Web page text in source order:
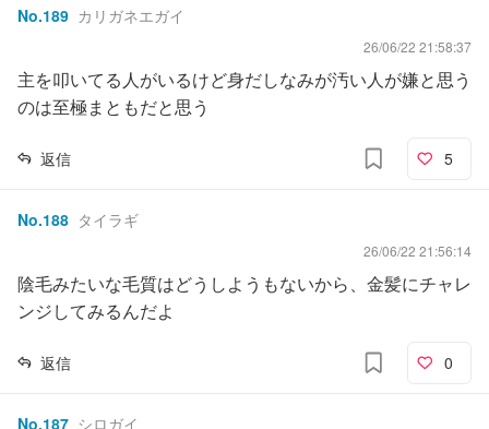
No.189 カリガネエガイ
26/06/22 21:58:37
主を叩いてる人がいるけど身だしなみが汚い人が嫌と思う
のは至極まともだと思う
返信 5
No.188 タイラギ
26/06/22 21:56:14
陰毛みたいな毛質はどうしようもないから、金髪にチャレ
ンジしてみるんだよ
返信 0
No.187 シロガイ